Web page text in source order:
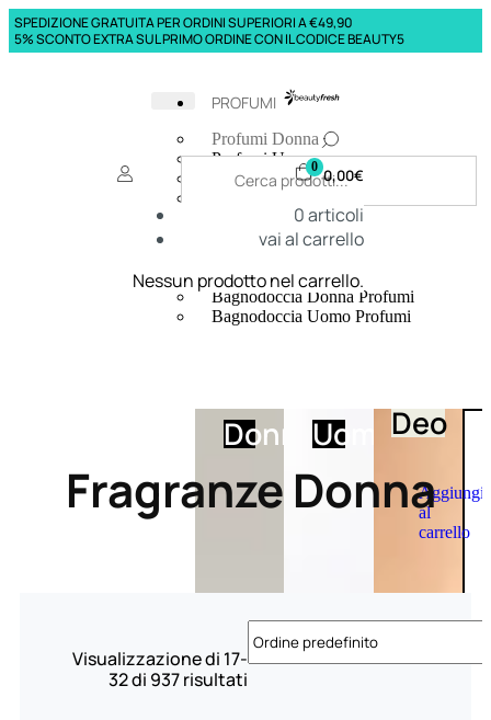
SPEDIZIONE GRATUITA PER ORDINI SUPERIORI A €49,90
5% SCONTO EXTRA SUL PRIMO ORDINE CON IL CODICE BEAUTY5
PROFUMI
Profumi Donna
Profumi Uomo
Deodoranti Donna
Corpo Donna
Corpo Uomo
Creme Mani
Bagnodoccia Donna Profumi
Bagnodoccia Uomo Profumi
DonnaUomoDeo
Aggiungi
al
carrello
0 0,00€
0articoli
vai al carrello
Nessun prodotto nel carrello.
Fragranze Donna
Visualizzazione di 17-
32 di 937 risultati